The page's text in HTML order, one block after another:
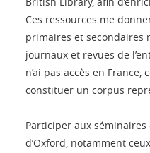
Ces ressources me
primaires et secondaires
journaux et revues de
n’ai pas accès en
constituer un corpus
Participer aux
d’Oxford, notamment